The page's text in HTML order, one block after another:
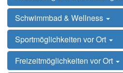
Schwimmbad & Wellness
Sportmöglichkeiten vor Ort
Freizeitmöglichkeiten vor Ort